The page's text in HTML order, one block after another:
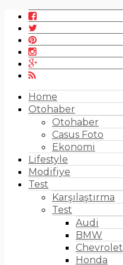
Home
Otohaber
Otohaber
Casus Foto
Ekonomi
Lifestyle
Modifiye
Test
Karşılaştırma
Test
Audi
BMW
Chevrolet
Honda